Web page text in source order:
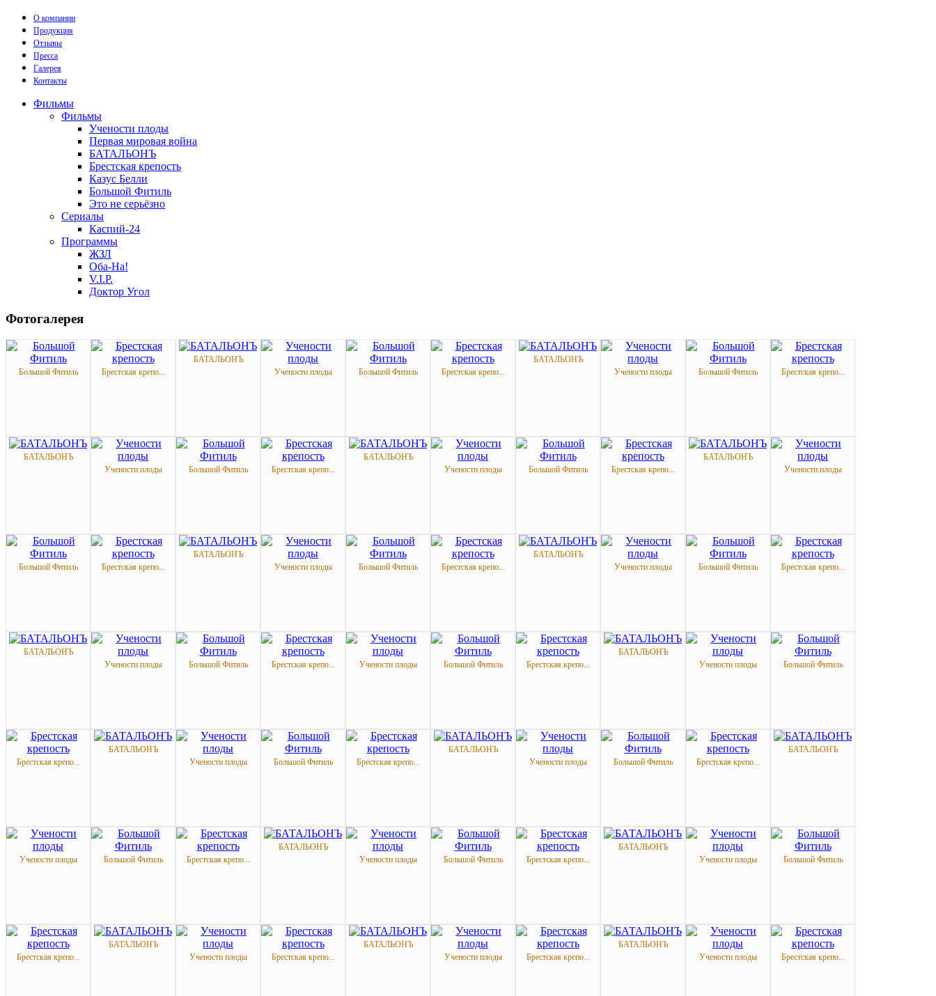
О компании
Продукция
Отзывы
Пресса
Галерея
Контакты
Фильмы
Фильмы
Учености плоды
Первая мировая война
БАТАЛЬОНЪ
Брестская крепость
Казус Белли
Большой Фитиль
Это не серьёзно
Сериалы
Каспий-24
Программы
ЖЗЛ
Оба-На!
V.I.P.
Доктор Угол
Фотогалерея
Большой Фитиль Брестская крепо...
БАТАЛЬОНЪ
Учености плоды
Большой Фитиль Брестская крепо...
БАТАЛЬОНЪ
Учености плоды
Большой Фитиль Брестская крепо...
БАТАЛЬОНЪ
Учености плоды
Большой Фитиль Брестская крепо...
БАТАЛЬОНЪ
Учености плоды
Большой Фитиль Брестская крепо...
БАТАЛЬОНЪ
Учености плоды
Большой Фитиль Брестская крепо...
БАТАЛЬОНЪ
Учености плоды
Большой Фитиль Брестская крепо...
БАТАЛЬОНЪ
Учености плоды
Большой Фитиль Брестская крепо...
БАТАЛЬОНЪ
Учености плоды
Большой Фитиль Брестская крепо... Учености плоды Большой Фитиль Брестская крепо...
БАТАЛЬОНЪ
Учености плоды
Большой Фитиль
Брестская крепо...
БАТАЛЬОНЪ
Учености плоды
Большой Фитиль Брестская крепо...
БАТАЛЬОНЪ
Учености плоды
Большой Фитиль Брестская крепо...
БАТАЛЬОНЪ
Учености плоды Большой Фитиль Брестская крепо...
БАТАЛЬОНЪ
Учености плоды
Большой Фитиль Брестская крепо...
БАТАЛЬОНЪ
Учености плоды
Большой Фитиль
Брестская крепо...
БАТАЛЬОНЪ
Учености плоды
Брестская крепо...
БАТАЛЬОНЪ
Учености плоды
Брестская крепо...
БАТАЛЬОНЪ
Учености плоды
Брестская крепо...